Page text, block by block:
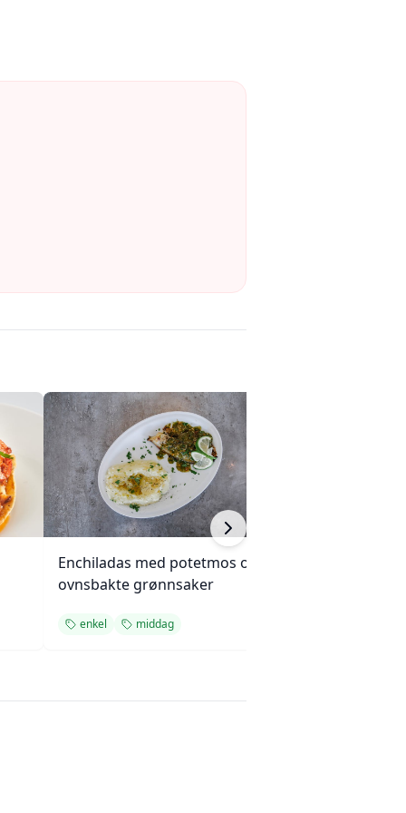
Enchiladas med potetmos og
ovnsbakte grønnsaker
enkel middag